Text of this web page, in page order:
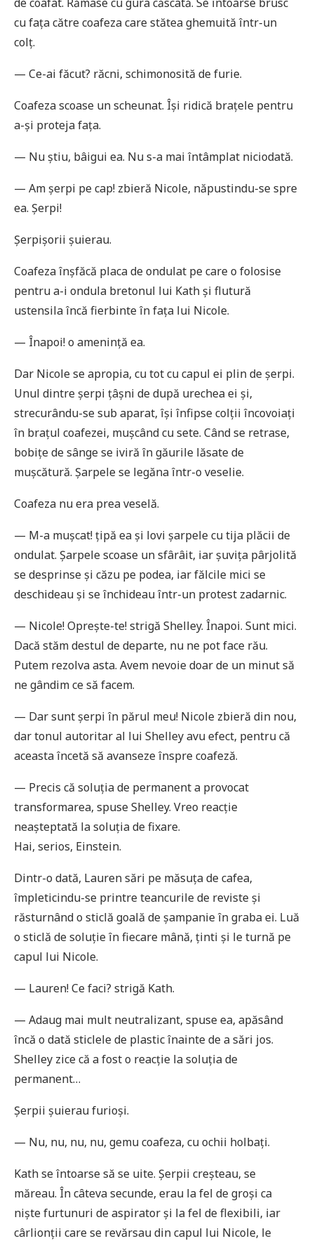
cu fața către coafeza care stătea ghemuită într-un
colț.
— Ce-ai făcut? răcni, schimonosită de furie.
Coafeza scoase un scheunat. Își ridică brațele pentru
a-și proteja fața.
— Nu știu, bâigui ea. Nu s-a mai întâmplat niciodată.
— Am șerpi pe cap! zbieră Nicole, năpustindu-se spre
ea. Șerpi!
Șerpișorii șuierau.
Coafeza înșfăcă placa de ondulat pe care o folosise
pentru a-i ondula bretonul lui Kath și flutură
ustensila încă fierbinte în fața lui Nicole.
— Înapoi! o amenință ea.
Dar Nicole se apropia, cu tot cu capul ei plin de șerpi.
Unul dintre șerpi țâșni de după urechea ei și,
strecurându-se sub aparat, își înfipse colții încovoiați
în brațul coafezei, mușcând cu sete. Când se retrase,
bobițe de sânge se iviră în găurile lăsate de
mușcătură. Șarpele se legăna într-o veselie.
Coafeza nu era prea veselă.
— M-a mușcat! țipă ea și lovi șarpele cu tija plăcii de
ondulat. Șarpele scoase un sfârâit, iar șuvița pârjolită
se desprinse și căzu pe podea, iar fălcile mici se
deschideau și se închideau într-un protest zadarnic.
— Nicole! Oprește-te! strigă Shelley. Înapoi. Sunt mici.
Dacă stăm destul de departe, nu ne pot face rău.
Putem rezolva asta. Avem nevoie doar de un minut să
ne gândim ce să facem.
— Dar sunt șerpi în părul meu! Nicole zbieră din nou,
dar tonul autoritar al lui Shelley avu efect, pentru că
aceasta încetă să avanseze înspre coafeză.
— Precis că soluția de permanent a provocat
transformarea, spuse Shelley. Vreo reacție
neașteptată la soluția de fixare.
Hai, serios, Einstein.
Dintr-o dată, Lauren sări pe măsuța de cafea,
împleticindu-se printre teancurile de reviste și
răsturnând o sticlă goală de șampanie în graba ei. Luă
o sticlă de soluție în fiecare mână, ținti și le turnă pe
capul lui Nicole.
— Lauren! Ce faci? strigă Kath.
— Adaug mai mult neutralizant, spuse ea, apăsând
încă o dată sticlele de plastic înainte de a sări jos.
Shelley zice că a fost o reacție la soluția de
permanent…
Șerpii șuierau furioși.
— Nu, nu, nu, nu, gemu coafeza, cu ochii holbați.
Kath se întoarse să se uite. Șerpii creșteau, se
măreau. În câteva secunde, erau la fel de groși ca
niște furtunuri de aspirator și la fel de flexibili, iar
cârlionții care se revărsau din capul lui Nicole, le